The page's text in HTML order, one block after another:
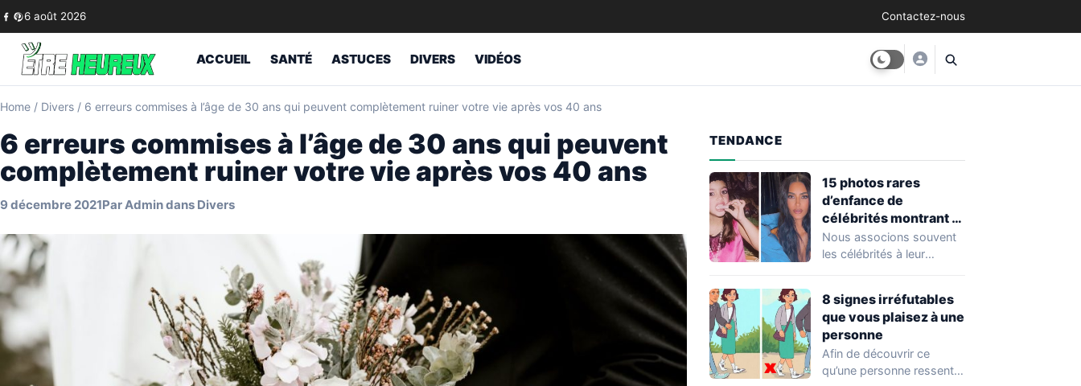
Skip to content
6 août 2026 Contactez-nous
ACCUEIL SANTÉ ASTUCES DIVERS VIDÉOS
Home / Divers / 6 erreurs commises à l’âge de 30 ans qui peuvent complètement ruiner votre vie après vos 40 ans
6 erreurs commises à l’âge de 30 ans qui peuvent
complètement ruiner votre vie après vos 40 ans
9 décembre 2021ParAdmindans Divers
TENDANCE
15 photos rares
d’enfance de
célébrités montrant à
quel point elles ont
changé au fil du temps
Nous associons souvent
les célébrités à leur
8 signes irréfutables
que vous plaisez à une
personne
Afin de découvrir ce
qu’une personne ressent